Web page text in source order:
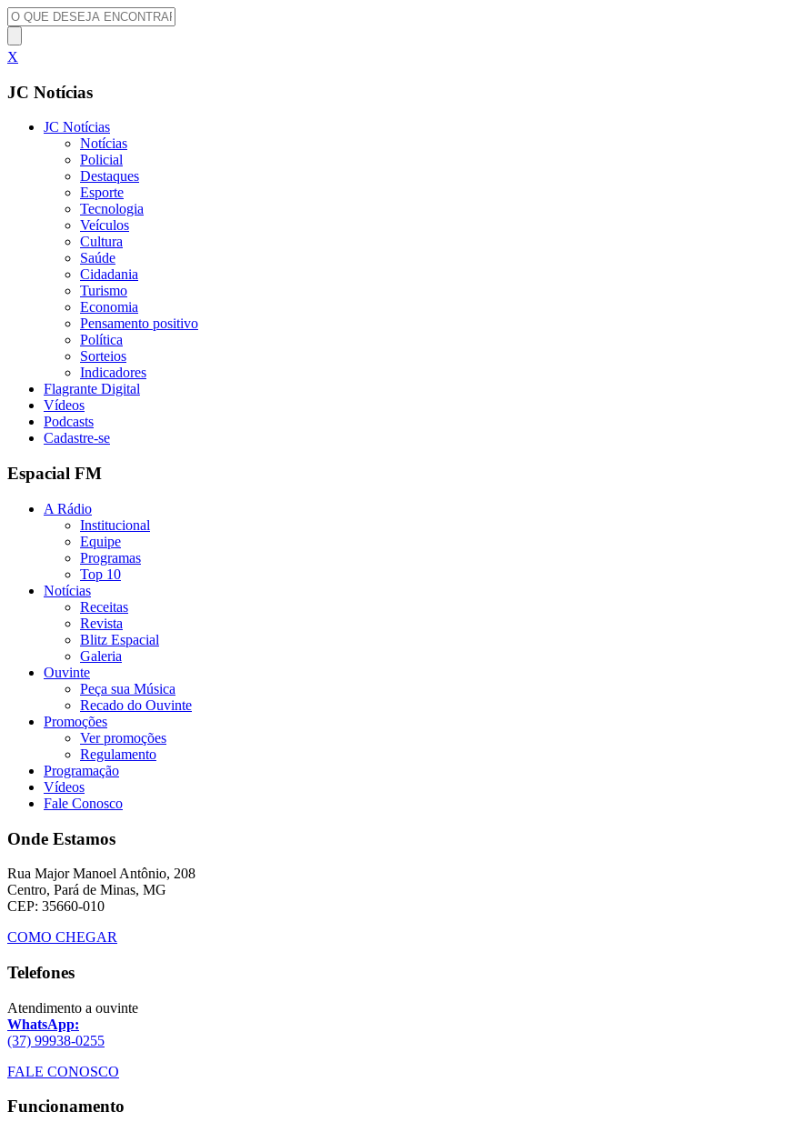
X
JC Notícias
JC Notícias
Notícias
Policial
Destaques
Esporte
Tecnologia
Veículos
Cultura
Saúde
Cidadania
Turismo
Economia
Pensamento positivo
Política
Sorteios
Indicadores
Flagrante Digital
Vídeos
Podcasts
Cadastre-se
Espacial FM
A Rádio
Institucional
Equipe
Programas
Top 10
Notícias
Receitas
Revista
Blitz Espacial
Galeria
Ouvinte
Peça sua Música
Recado do Ouvinte
Promoções
Ver promoções
Regulamento
Programação
Vídeos
Fale Conosco
Onde Estamos
Rua Major Manoel Antônio, 208
Centro, Pará de Minas, MG
CEP: 35660-010
COMO CHEGAR
Telefones
Atendimento a ouvinte
WhatsApp:
(37) 99938-0255
FALE CONOSCO
Funcionamento